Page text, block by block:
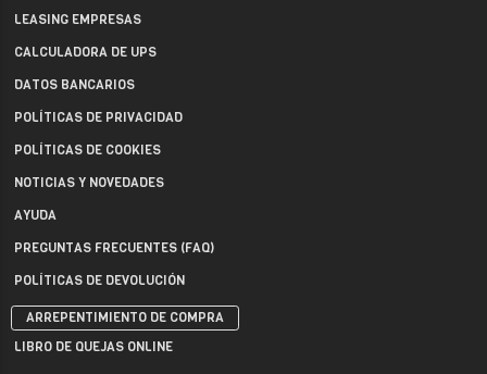
LEASING EMPRESAS
CALCULADORA DE UPS
DATOS BANCARIOS
POLÍTICAS DE PRIVACIDAD
POLÍTICAS DE COOKIES
NOTICIAS Y NOVEDADES
AYUDA
PREGUNTAS FRECUENTES (FAQ)
POLÍTICAS DE DEVOLUCIÓN
ARREPENTIMIENTO DE COMPRA
LIBRO DE QUEJAS ONLINE